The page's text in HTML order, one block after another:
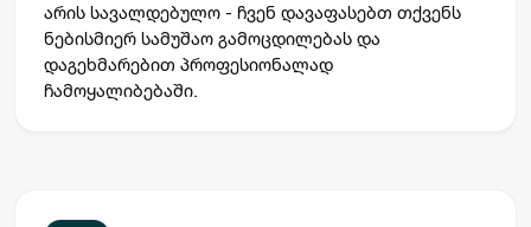
არის სავალდებულო - ჩვენ დავაფასებთ თქვენს
ნებისმიერ სამუშაო გამოცდილებას და
დაგეხმარებით პროფესიონალად
ჩამოყალიბებაში.